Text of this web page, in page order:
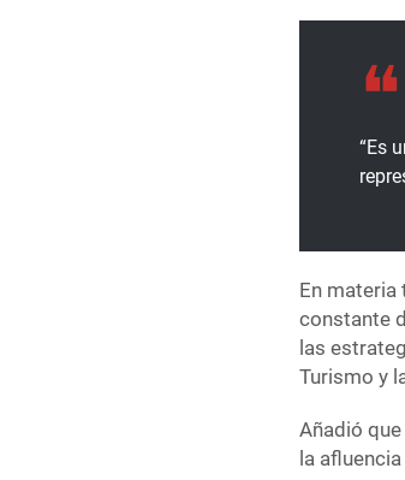
“Es
En materia
constante
las
Turismo y
Añadió
la